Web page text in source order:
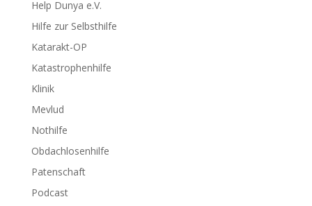
Help Dunya e.V.
Hilfe zur Selbsthilfe
Katarakt-OP
Katastrophenhilfe
Klinik
Mevlud
Nothilfe
Obdachlosenhilfe
Patenschaft
Podcast